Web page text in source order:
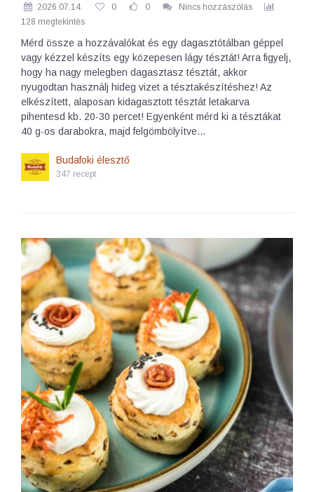
2026.07.14. 0 0
Nincs hozzászólás
128 megtekintés
Mérd össze a hozzávalókat és egy dagasztótálban géppel
vagy kézzel készíts egy közepesen lágy tésztát! Arra figyelj,
hogy ha nagy melegben dagasztasz tésztát, akkor
nyugodtan használj hideg vizet a tésztakészítéshez! Az
elkészített, alaposan kidagasztott tésztát letakarva
pihentesd kb. 20-30 percet! Egyenként mérd ki a tésztákat
40 g-os darabokra, majd felgömbölyítve…
Budafoki élesztő
347 recept